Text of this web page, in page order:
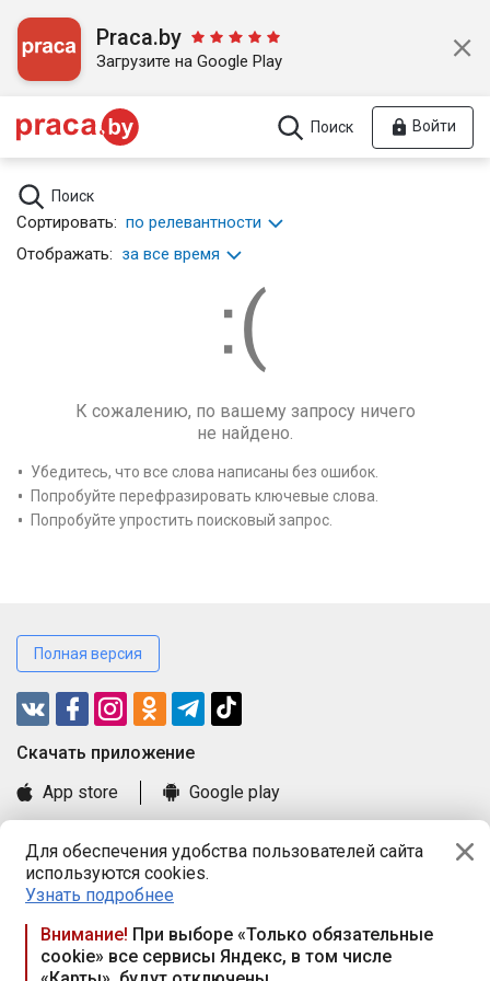
Для обеспечения удобства пользователей сайта
используются cookies.
Узнать подробнее
Внимание! При выборе «Только обязательные
cookie» все сервисы Яндекс, в том числе
Praca.by
Загрузите на Google Play
Поиск Войти
Поиск
Сортировать: по релевантности
Отображать: за все время
К сожалению, по вашему запросу ничего
не найдено.
Убедитесь, что все слова написаны без ошибок.
Попробуйте перефразировать ключевые слова.
Попробуйте упростить поисковый запрос.
Полная версия
Cкачать приложение
App store
Google play
Книга замечаний и предложений
Правила и документы
Praca.by © 2000—2026, ООО «ПРАЦА БАЙ»
Республика Беларусь, 220114, г. Минск, пр-т Независимости
117а, пом. № 9.